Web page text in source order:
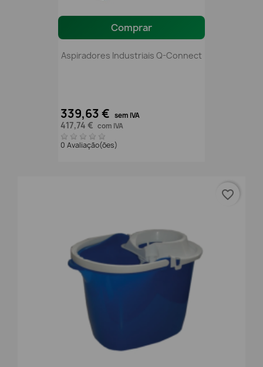
Comprar
Aspiradores Industriais Q-Connect
339,63 € sem IVA
417,74 € com IVA
0 Avaliação(ões)
favorite_border